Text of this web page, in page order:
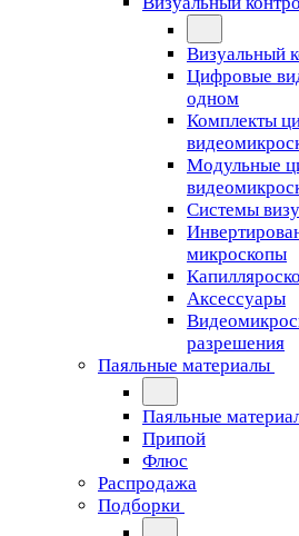
Визуальный
Цифровые
одном
Комплекты
Модульные
Cистемы
микроскопы
Аксессуары
разрешения
Паяльные материалы
Паяльные
Припой
Флюс
Распродажа
Подборки